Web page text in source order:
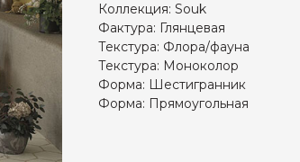
Коллекция: Souk
Фактура: Глянцевая
Текстура: Флора/фауна
Текстура: Моноколор
Форма: Шестигранник
Форма: Прямоугольная